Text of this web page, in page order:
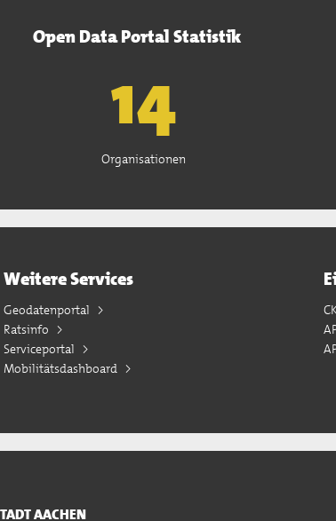
Open Data Portal Statistik
15
Organisationen
Weitere Services
Geodatenportal
Ratsinfo
Serviceportal
Mobilitätsdashboard
AACHEN